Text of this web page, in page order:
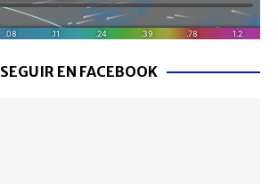
SEGUIR EN FACEBOOK